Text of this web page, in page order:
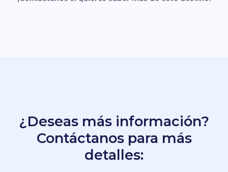
¿Deseas más información?
Contáctanos para más
detalles: